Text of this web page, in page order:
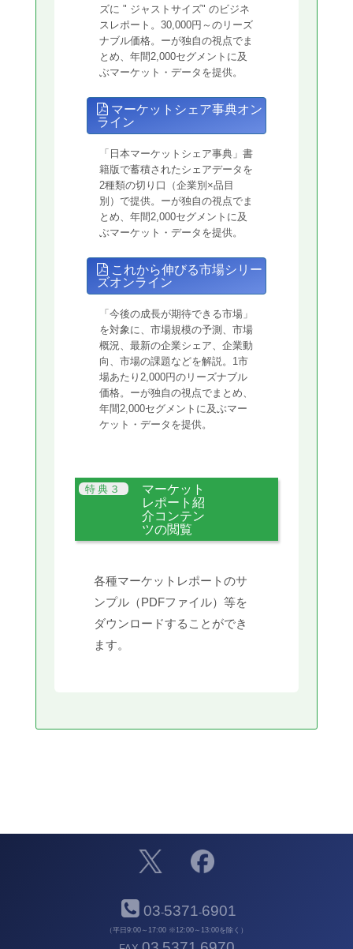
ズに " ジャストサイズ" のビジネ
スレポート。30,000円～のリーズ
ナブル価格。ーが独自の視点でま
とめ、年間2,000セグメントに及
ぶマーケット・データを提供。
マーケットシェア事典オン
ライン
「日本マーケットシェア事典」書
籍版で蓄積されたシェアデータを
2種類の切り口（企業別×品目
別）で提供。ーが独自の視点でま
とめ、年間2,000セグメントに及
ぶマーケット・データを提供。
これから伸びる市場シリー
ズオンライン
「今後の成長が期待できる市場」
を対象に、市場規模の予測、市場
概況、最新の企業シェア、企業動
向、市場の課題などを解説。1市
場あたり2,000円のリーズナブル
価格。ーが独自の視点でまとめ、
年間2,000セグメントに及ぶマー
ケット・データを提供。
マーケット
レポート紹
介コンテン
ツの閲覧
各種マーケットレポートのサ
ンプル（PDFファイル）等を
ダウンロードすることができ
ます。
03-5371-6901
（平日9:00～17:00 ※12:00～13:00を除く）